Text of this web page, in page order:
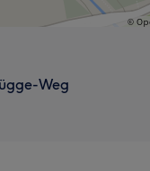
Weg